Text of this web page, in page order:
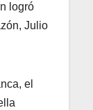
logró
Julio
el